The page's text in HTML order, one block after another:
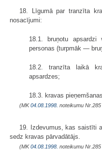
18. Līgumā par tranzīta
nosacījumi:
18.1. bruņotu
personas (turpmāk —
18.2. tranzīta laikā
apsardzes;
18.3. kravas
(MK04.08.1998. noteikumu
19. Izdevumus, kas saistīti
sedz kravas pārvadātājs.
(MK04.08.1998. noteikumu